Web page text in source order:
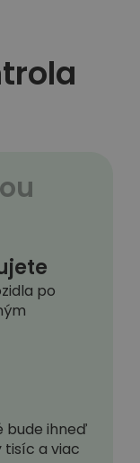
po
bude ihneď
a viac